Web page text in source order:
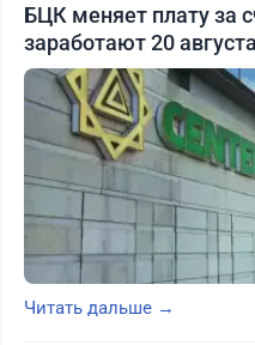
БЦК меняет плату за
заработают 20 августа
Читать дальше →